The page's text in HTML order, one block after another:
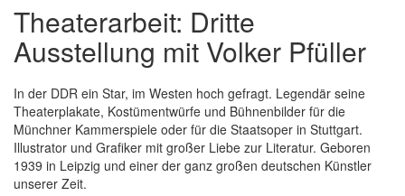
Theaterarbeit: Dritte
Ausstellung mit Volker Pfüller
In der DDR ein Star, im Westen hoch gefragt. Legendär seine
Theaterplakate, Kostümentwürfe und Bühnenbilder für die
Münchner Kammerspiele oder für die Staatsoper in Stuttgart.
Illustrator und Grafiker mit großer Liebe zur Literatur. Geboren
1939 in Leipzig und einer der ganz großen deutschen Künstler
unserer Zeit.